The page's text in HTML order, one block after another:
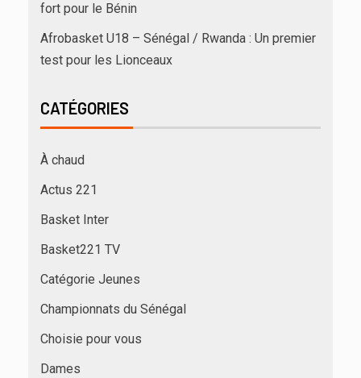
fort pour le Bénin
Afrobasket U18 – Sénégal / Rwanda : Un premier
test pour les Lionceaux
CATÉGORIES
À chaud
Actus 221
Basket Inter
Basket221 TV
Catégorie Jeunes
Championnats du Sénégal
Choisie pour vous
Dames